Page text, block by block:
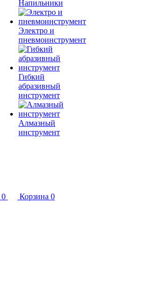
Напильники
Электро и
пневмоинструмент
Гибкий
абразивный
инструмент
Алмазный
инструмент
0 Корзина 0